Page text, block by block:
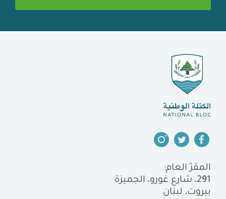
المقرّ العام:
291، شارع غورو، الجميزة
بيروت، لبنان